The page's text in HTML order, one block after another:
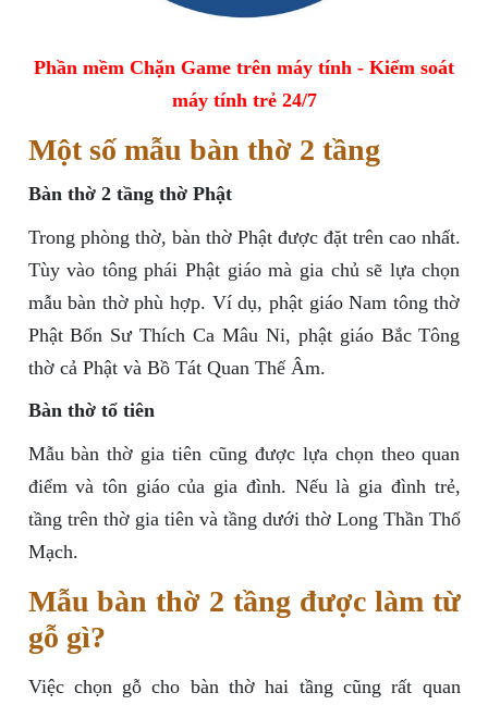
Phần mềm Chặn Game trên máy tính - Kiểm soát
máy tính trẻ 24/7
Một số mẫu bàn thờ 2 tầng
Bàn thờ 2 tầng thờ Phật
Trong phòng thờ, bàn thờ Phật được đặt trên cao nhất.
Tùy vào tông phái Phật giáo mà gia chủ sẽ lựa chọn
mẫu bàn thờ phù hợp. Ví dụ, phật giáo Nam tông thờ
Phật Bổn Sư Thích Ca Mâu Ni, phật giáo Bắc Tông
thờ cả Phật và Bồ Tát Quan Thế Âm.
Bàn thờ tổ tiên
Mẫu bàn thờ gia tiên cũng được lựa chọn theo quan
điểm và tôn giáo của gia đình. Nếu là gia đình trẻ,
tầng trên thờ gia tiên và tầng dưới thờ Long Thần Thổ
Mạch.
Mẫu bàn thờ 2 tầng được làm từ
gỗ gì?
Việc chọn gỗ cho bàn thờ hai tầng cũng rất quan